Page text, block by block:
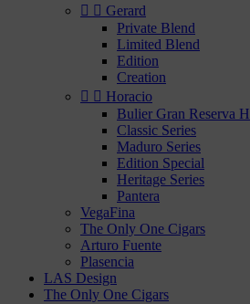
  Gerard
Private Blend
Limited Blend
Edition
Creation
  Horacio
Bulier Gran Reserva H
Classic Series
Maduro Series
Edition Special
Heritage Series
Pantera
VegaFina
The Only One Cigars
Arturo Fuente
Plasencia
LAS Design
The Only One Cigars